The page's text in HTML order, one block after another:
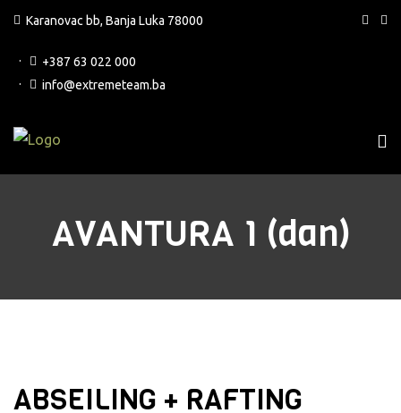
Karanovac bb, Banja Luka 78000
+387 63 022 000
info@extremeteam.ba
AVANTURA 1 (dan)
ABSEILING + RAFTING